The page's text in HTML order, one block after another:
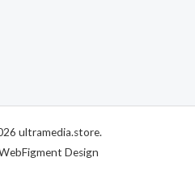
ultramedia.store.
Design